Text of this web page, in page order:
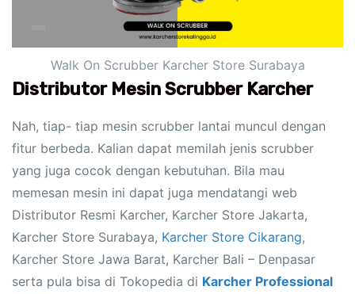
Walk On Scrubber Karcher Store Surabaya
Distributor Mesin Scrubber Karcher
Nah, tiap- tiap mesin scrubber lantai muncul dengan
fitur berbeda. Kalian dapat memilah jenis scrubber
yang juga cocok dengan kebutuhan. Bila mau
memesan mesin ini dapat juga mendatangi web
Distributor Resmi Karcher, Karcher Store Jakarta,
Karcher Store Surabaya, Karcher Store Cikarang,
Karcher Store Jawa Barat, Karcher Bali – Denpasar
serta pula bisa di Tokopedia di Karcher Professional